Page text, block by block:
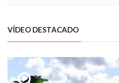
VÍDEO DESTACADO